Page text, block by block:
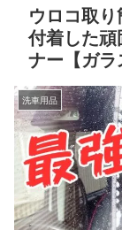
ウロコ取
付着した
ナー【ガラ
洗車用品